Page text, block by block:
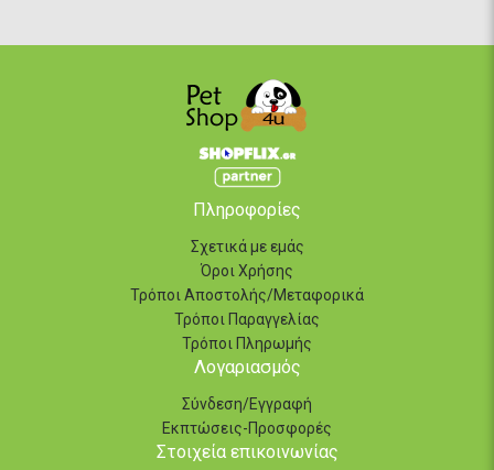
Πληροφορίες
Σχετικά με εμάς
Όροι Χρήσης
Τρόποι Αποστολής/Μεταφορικά
Τρόποι Παραγγελίας
Τρόποι Πληρωμής
Λογαριασμός
Σύνδεση/Εγγραφή
Εκπτώσεις-Προσφορές
Στοιχεία επικοινωνίας